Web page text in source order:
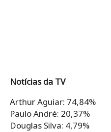
Notícias da TV
Arthur Aguiar: 74,84%
Paulo André: 20,37%
Douglas Silva: 4,79%